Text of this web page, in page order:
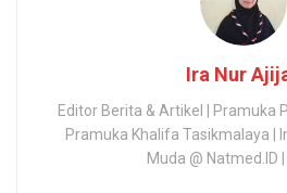
Ira Nur
Editor Berita & Artikel | Pramuka
Pramuka Khalifa Tasikmalaya |
Muda @ Natmed.ID